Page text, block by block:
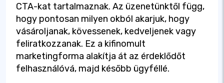
CTA-kat tartalmaznak. Az üzenetünktől függ,
hogy pontosan milyen okból akarjuk, hogy
vásároljanak, kövessenek, kedveljenek vagy
feliratkozzanak. Ez a kifinomult
marketingforma alakítja át az érdeklődőt
felhasználóvá, majd később ügyféllé.